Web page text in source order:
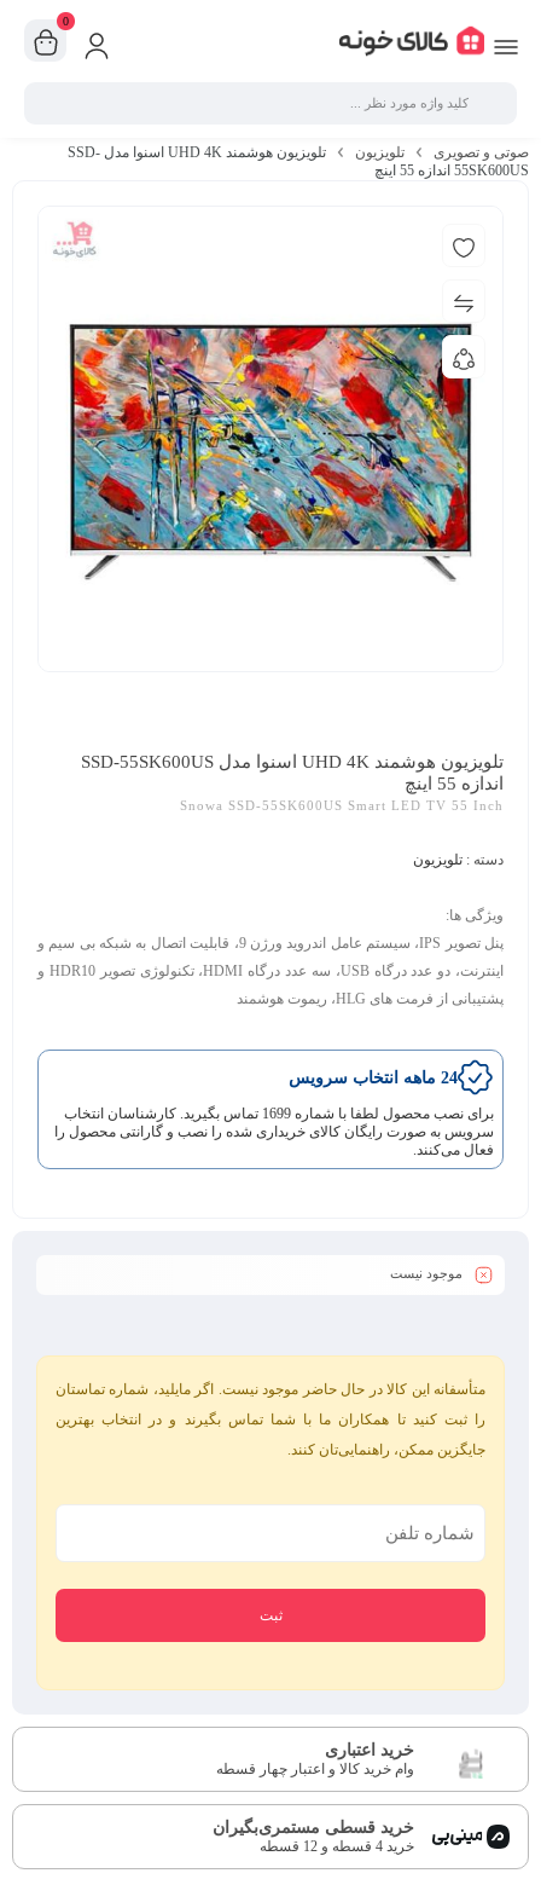
0
صوتی و تصویری تلویزیون
تلویزیون هوشمند UHD 4K اسنوا مدل SSD-
55SK600US اندازه 55 اینچ
تلویزیون هوشمند UHD 4K اسنوا مدل SSD-55SK600US
اندازه 55 اینچ
Snowa SSD-55SK600US Smart LED TV 55 Inch
دسته : تلویزیون
ویژگی ها:
پنل تصویر IPS
، سیستم عامل اندروید ورژن 9 ، قابلیت اتصال به شبکه بی سیم و
اینترنت، دو عدد درگاه USB ، سه عدد درگاه HDMI ،
تکنولوژی تصویر HDR10 و
پشتیبانی از فرمت های HLG
، ریموت هوشمند
24 ماهه انتخاب سرویس
برای نصب محصول لطفا با شماره 1699 تماس بگیرید. کارشناسان انتخاب
سرویس به صورت رایگان کالای خریداری شده را نصب و گارانتی محصول را
فعال می‌کنند.
موجود نیست
متأسفانه این کالا در حال حاضر موجود نیست. اگر مایلید، شماره تماستان
را ثبت کنید تا همکاران ما با شما تماس بگیرند و در انتخاب بهترین
جایگزین ممکن، راهنمایی‌تان کنند.
خرید اعتباری
وام خرید کالا و اعتبار چهار قسطه
خرید قسطی مستمری‌بگیران
خرید 4 قسطه و 12 قسطه